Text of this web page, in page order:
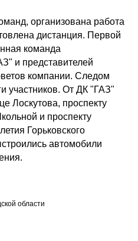
организована работа
дистанция. Первой
команда
и представителей
компании. Следом
участников. От ДК "ГАЗ"
Лоскутова, проспекту
и проспекту
Горьковского
автомобили
области